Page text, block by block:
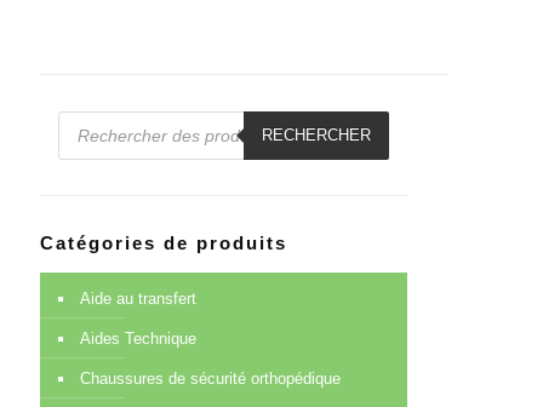
Recherche
RECHERCHER
Catégories de produits
Aide au transfert
Aides Technique
Chaussures de sécurité orthopédique